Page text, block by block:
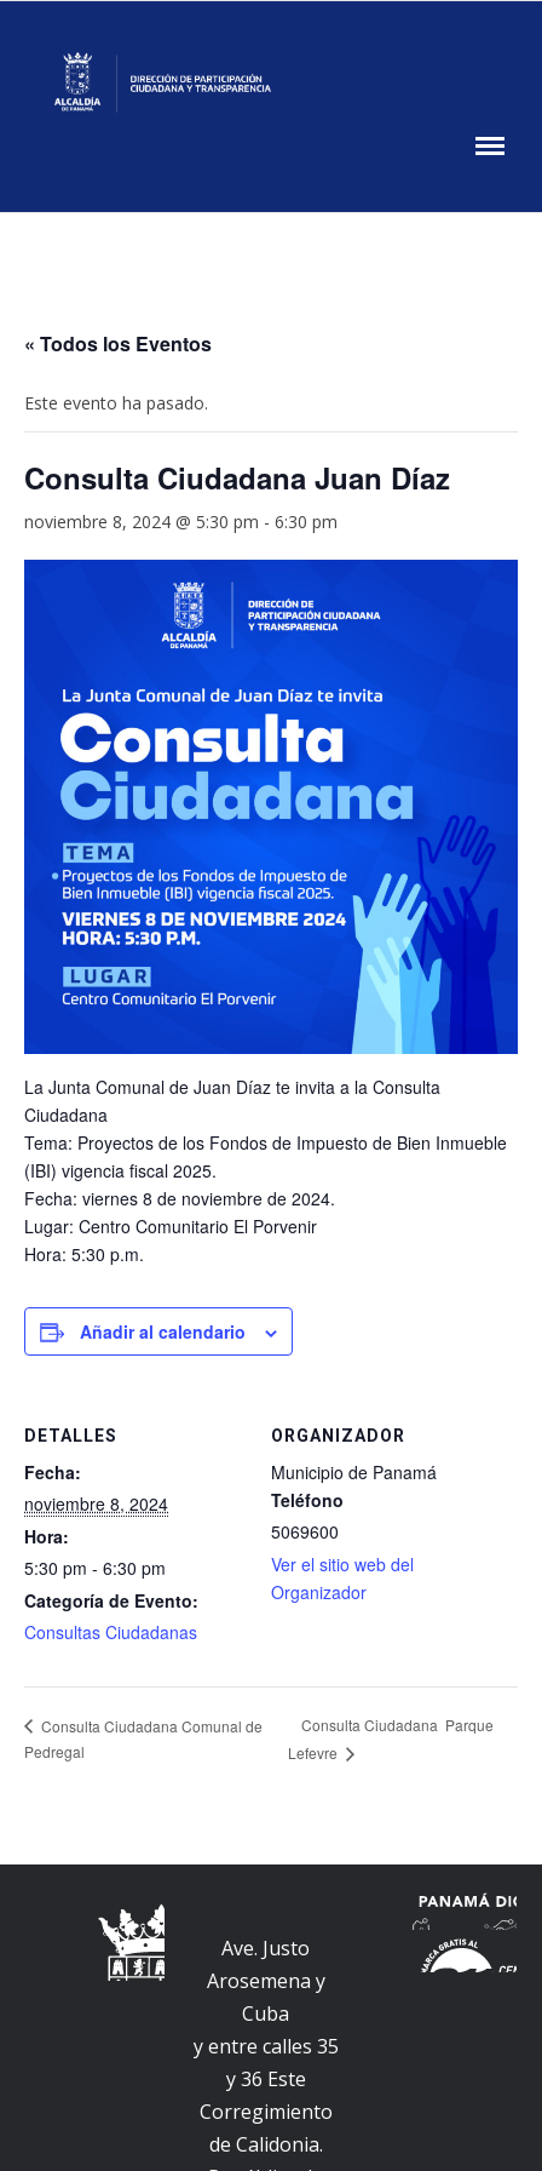
Participación
Ciudadana
« Todos los Eventos
Este evento ha pasado.
Consulta Ciudadana Juan Díaz
noviembre 8, 2024 @ 5:30 pm - 6:30 pm
La Junta Comunal de Juan Díaz te invita a la Consulta
Ciudadana
Tema: Proyectos de los Fondos de Impuesto de Bien Inmueble
(IBI) vigencia fiscal 2025.
Fecha: viernes 8 de noviembre de 2024.
Lugar: Centro Comunitario El Porvenir
Hora: 5:30 p.m.
Añadir al calendario
DETALLES
Fecha:
noviembre 8, 2024
Hora:
5:30 pm - 6:30 pm
Categoría de Evento:
Consultas Ciudadanas
ORGANIZADOR
Municipio de Panamá
Teléfono
5069600
Ver el sitio web del
Organizador
Consulta Ciudadana Comunal de
Pedregal
Consulta Ciudadana Parque
Lefevre
Ave. Justo
Arosemena y
Cuba
y entre calles 35
y 36 Este
Corregimiento
de Calidonia.